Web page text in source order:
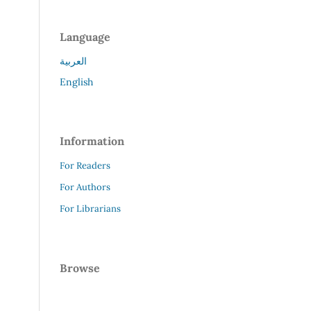
Language
العربية
English
Information
For Readers
For Authors
For Librarians
Browse